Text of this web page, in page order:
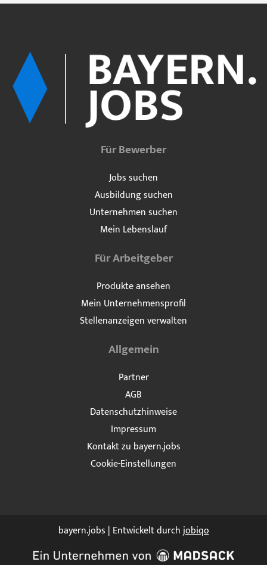
Für Bewerber
Jobs suchen
Ausbildung suchen
Unternehmen suchen
Mein Lebenslauf
Für Arbeitgeber
Produkte ansehen
Mein Unternehmensprofil
Stellenanzeigen verwalten
Allgemein
Partner
AGB
Datenschutzhinweise
Impressum
Kontakt zu bayern.jobs
Cookie-Einstellungen
bayern.jobs | Entwickelt durchjobiqo